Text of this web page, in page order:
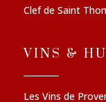
Clef de Saint
VINS &
Les Vins de